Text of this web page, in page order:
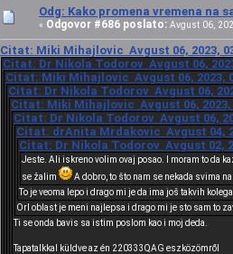
Odg: Kako promena vremena na
« Odgovor #686 poslato: Avgust 06,
Citat: Miki Mihajlovic Avgust 06, 2023,
Citat: Dr Nikola Todorov Avgust 06,
Citat: Miki Mihajlovic Avgust 06, 2023,
Citat: Dr Nikola Todorov Avgust 06,
Citat: Miki Mihajlovic Avgust 06, 2023,
Citat: Dr Nikola Todorov Avgust 06,
Citat: drAnita Mrdakovic Avgust 04,
Citat: Dr Nikola Todorov Avgust 02,
Jeste. Ali iskreno volim ovaj posao. I moram to da
se žalim
A dobro, to što nam se nekada svima
To je veoma lepo i drago mi je da ima još takvih
Orl oblast je meni najlepsa i drago mi je sto sam to
Ti se onda bavis sa istim poslom kao i moj deda.
Tapatalkkal küldve az én 220333QAG eszközömről